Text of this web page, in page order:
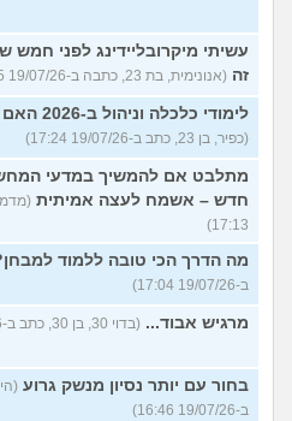
עשיתי מיקרובליידינג לפני
זה (אנונימית, בת 23, כתבה ב-19/07/26 17:35)
לימודי כלכלה וניהול ב-2026 האם יהיה לי עתיד בזה?
(כפיר, בן 23, כתב ב-19/07/26 17:24)
מתלבט אם להמשיך במדעי
חדש – אשמח לעצה אמיתית
17:13)
מה הדרך הכי טובה ללמוד
ב-19/07/26 17:04)
מרגיש אבוד... (בדוי 30, בן 30, כתב ב-19/07/26 16:55)
בחור עם יותר נסיון מנשק גרוע
ב-19/07/26 16:46)